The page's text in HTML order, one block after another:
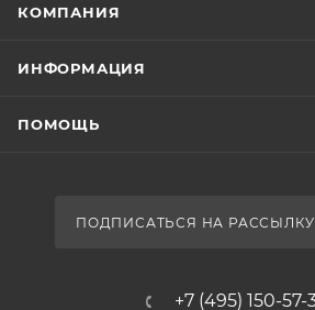
КОМПАНИЯ
ИНФОРМАЦИЯ
ПОМОЩЬ
ПОДПИСАТЬСЯ НА РАССЫЛКУ
+7 (495) 150-57-